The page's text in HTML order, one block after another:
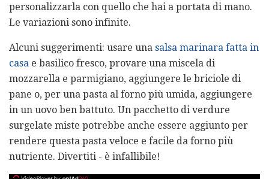
personalizzarla con quello che hai a portata di mano.
Le variazioni sono infinite.
Alcuni suggerimenti: usare una salsa marinara fatta in
casa e basilico fresco, provare una miscela di
mozzarella e parmigiano, aggiungere le briciole di
pane o, per una pasta al forno più umida, aggiungere
in un uovo ben battuto. Un pacchetto di verdure
surgelate miste potrebbe anche essere aggiunto per
rendere questa pasta veloce e facile da forno più
nutriente. Divertiti - è infallibile!